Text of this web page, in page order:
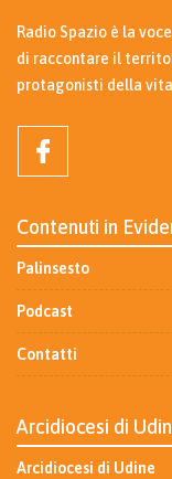
Radio Spazio è la
di raccontare il
protagonisti della
Contenuti in
Palinsesto
Podcast
Contatti
Arcidiocesi di
Arcidiocesi di Udine